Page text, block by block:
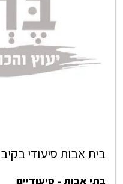
בית אבות סיעודי
בתי אבות - סיעודיים